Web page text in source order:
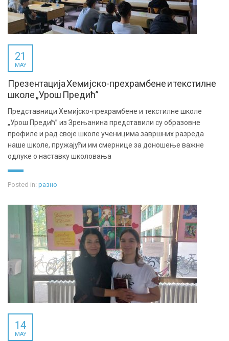
21
MAY
Презентација Хемијско-прехрамбене и текстилне
школе „Урош Предић”
Представници Хемијско-прехрамбене и текстилне школе
„Урош Предић” из Зрењанина представили су образовне
профиле и рад своје школе ученицима завршних разреда
наше школе, пружајући им смернице за доношење важне
одлуке о наставку школовања
Posted in: разно
14
MAY